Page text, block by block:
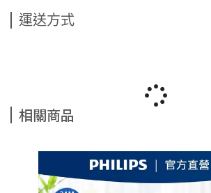
運送方式
相關商品